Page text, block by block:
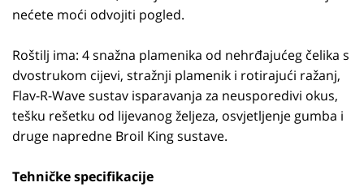
nećete moći odvojiti pogled.
Roštilj ima: 4 snažna plamenika od nehrđajućeg čelika s
dvostrukom cijevi, stražnji plamenik i rotirajući ražanj,
Flav-R-Wave sustav isparavanja za neusporedivi okus,
tešku rešetku od lijevanog željeza, osvjetljenje gumba i
druge napredne Broil King sustave.
Tehničke specifikacije